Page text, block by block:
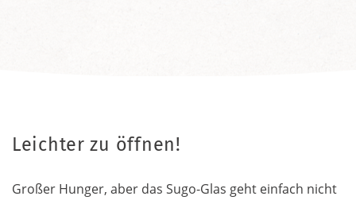
Leichter zu öffnen!
Großer Hunger, aber das Sugo-Glas geht einfach nicht